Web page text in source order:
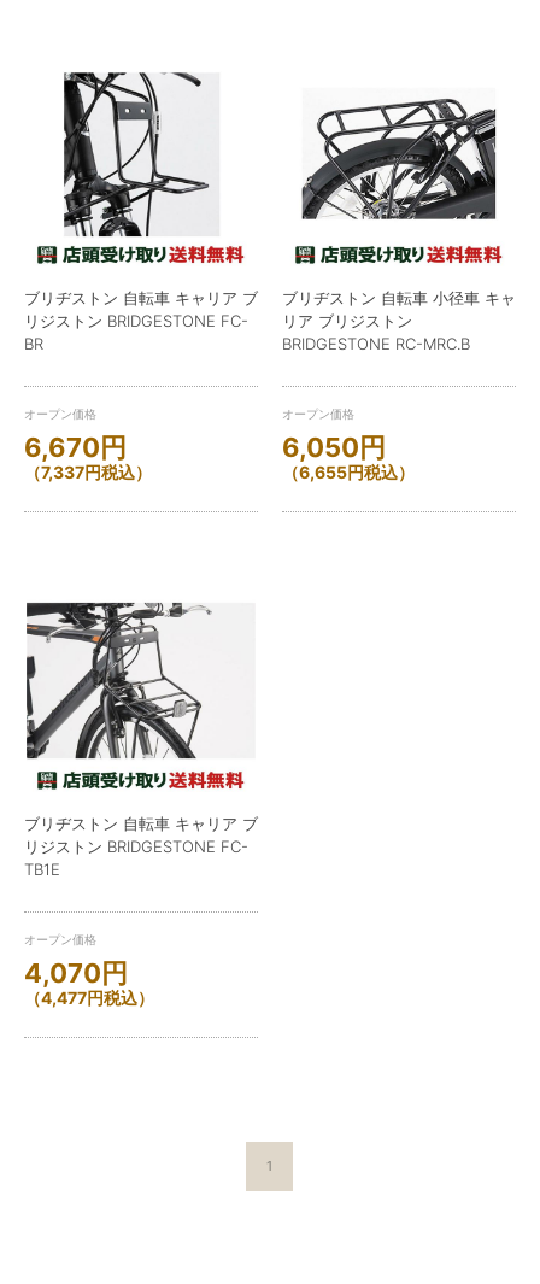
ブリヂストン 自転車 キャリア ブ
リジストン BRIDGESTONE FC-
BR
オープン価格
6,670円
（7,337円税込）
ブリヂストン 自転車 小径車 キャ
リア ブリジストン
BRIDGESTONE RC-MRC.B
オープン価格
6,050円
（6,655円税込）
ブリヂストン 自転車 キャリア ブ
リジストン BRIDGESTONE FC-
TB1E
オープン価格
4,070円
（4,477円税込）
1